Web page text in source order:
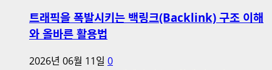
트래픽을 폭발시키는 백링크(Backlink) 구조 이해
와 올바른 활용법
2026년 06월 11일 0